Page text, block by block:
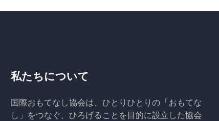
私たちについて
国際おもてなし協会は、ひとりひとりの「おもてな
し」をつなぐ、ひろげることを目的に設立した協会